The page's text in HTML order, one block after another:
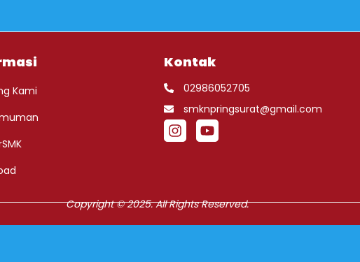
Kami
Kontak
02986052705
smknpringsurat@gmail.com
Copyright © 2025. All Rights Reserved.